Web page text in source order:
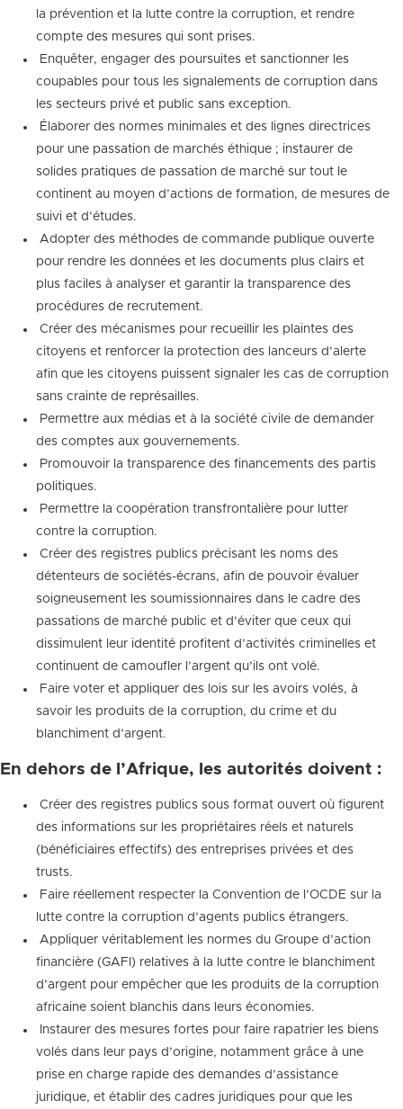
la prévention et la lutte contre la corruption, et rendre
compte des mesures qui sont prises.
 Enquêter, engager des poursuites et sanctionner les
coupables pour tous les signalements de corruption dans
les secteurs privé et public sans exception.
 Élaborer des normes minimales et des lignes directrices
pour une passation de marchés éthique ; instaurer de
solides pratiques de passation de marché sur tout le
continent au moyen d’actions de formation, de mesures de
suivi et d’études.
 Adopter des méthodes de commande publique ouverte
pour rendre les données et les documents plus clairs et
plus faciles à analyser et garantir la transparence des
procédures de recrutement.
 Créer des mécanismes pour recueillir les plaintes des
citoyens et renforcer la protection des lanceurs d’alerte
afin que les citoyens puissent signaler les cas de corruption
sans crainte de représailles.
 Permettre aux médias et à la société civile de demander
des comptes aux gouvernements.
 Promouvoir la transparence des financements des partis
politiques.
 Permettre la coopération transfrontalière pour lutter
contre la corruption.
 Créer des registres publics précisant les noms des
détenteurs de sociétés-écrans, afin de pouvoir évaluer
soigneusement les soumissionnaires dans le cadre des
passations de marché public et d’éviter que ceux qui
dissimulent leur identité profitent d’activités criminelles et
continuent de camoufler l’argent qu’ils ont volé.
 Faire voter et appliquer des lois sur les avoirs volés, à
savoir les produits de la corruption, du crime et du
blanchiment d’argent.
En dehors de l’Afrique, les autorités doivent :
 Créer des registres publics sous format ouvert où figurent
des informations sur les propriétaires réels et naturels
(bénéficiaires effectifs) des entreprises privées et des
trusts.
 Faire réellement respecter la Convention de l’OCDE sur la
lutte contre la corruption d’agents publics étrangers.
 Appliquer véritablement les normes du Groupe d’action
financière (GAFI) relatives à la lutte contre le blanchiment
d’argent pour empêcher que les produits de la corruption
africaine soient blanchis dans leurs économies.
 Instaurer des mesures fortes pour faire rapatrier les biens
volés dans leur pays d’origine, notamment grâce à une
prise en charge rapide des demandes d’assistance
juridique, et établir des cadres juridiques pour que les